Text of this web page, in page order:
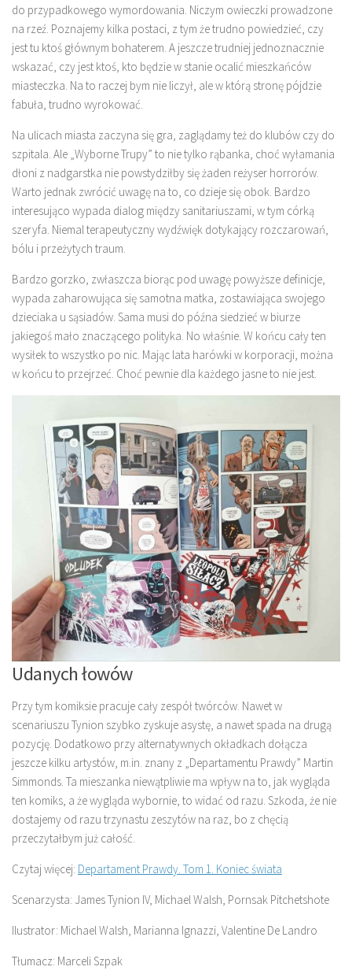
do przypadkowego wymordowania. Niczym owieczki prowadzone
na rzeź. Poznajemy kilka postaci, z tym że trudno powiedzieć, czy
jest tu ktoś głównym bohaterem. A jeszcze trudniej jednoznacznie
wskazać, czy jest ktoś, kto będzie w stanie ocalić mieszkańców
miasteczka. Na to raczej bym nie liczył, ale w którą stronę pójdzie
fabuła, trudno wyrokować.
Na ulicach miasta zaczyna się gra, zaglądamy też do klubów czy do
szpitala. Ale „Wyborne Trupy” to nie tylko rąbanka, choć wyłamania
dłoni z nadgarstka nie powstydziłby się żaden reżyser horrorów.
Warto jednak zwrócić uwagę na to, co dzieje się obok. Bardzo
interesująco wypada dialog między sanitariuszami, w tym córką
szeryfa. Niemal terapeutyczny wydźwięk dotykający rozczarowań,
bólu i przeżytych traum.
Bardzo gorzko, zwłaszcza biorąc pod uwagę powyższe definicje,
wypada zaharowująca się samotna matka, zostawiająca swojego
dzieciaka u sąsiadów. Sama musi do późna siedzieć w biurze
jakiegoś mało znaczącego polityka. No właśnie. W końcu cały ten
wysiłek to wszystko po nic. Mając lata harówki w korporacji, można
w końcu to przejrzeć. Choć pewnie dla każdego jasne to nie jest.
Udanych łowów
Przy tym komiksie pracuje cały zespół twórców. Nawet w
scenariuszu Tynion szybko zyskuje asystę, a nawet spada na drugą
pozycję. Dodatkowo przy alternatywnych okładkach dołącza
jeszcze kilku artystów, m.in. znany z „Departamentu Prawdy” Martin
Simmonds. Ta mieszanka niewątpliwie ma wpływ na to, jak wygląda
ten komiks, a że wygląda wybornie, to widać od razu. Szkoda, że nie
dostajemy od razu trzynastu zeszytów na raz, bo z chęcią
przeczytałbym już całość.
Czytaj więcej: Departament Prawdy. Tom 1. Koniec świata
Scenarzysta: James Tynion IV, Michael Walsh, Pornsak Pitchetshote
Ilustrator: Michael Walsh, Marianna Ignazzi, Valentine De Landro
Tłumacz: Marceli Szpak